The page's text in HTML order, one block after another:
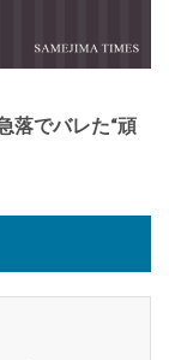
落でバレた“頑